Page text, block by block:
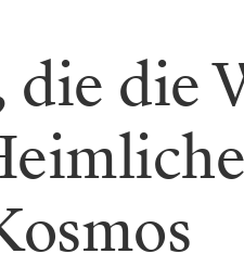
die die